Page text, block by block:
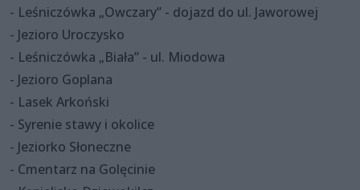
- Leśniczówka „Owczary” - dojazd do ul. Jaworowej
- Jezioro Uroczysko
- Leśniczówka „Biała” - ul. Miodowa
- Jezioro Goplana
- Lasek Arkoński
- Syrenie stawy i okolice
- Jeziorko Słoneczne
- Cmentarz na Golęcinie